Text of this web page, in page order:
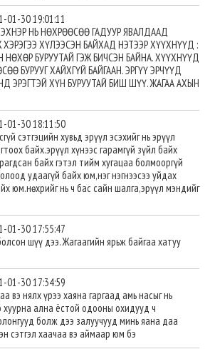
01-30 19:01:11
ЭХНЭР НЬ НӨХРӨӨСӨӨ ГАДУУР ЯВАЛДААД
ХҮЛЭЭСЭН БАЙХАД НЭТЭЭР ХҮҮХНҮҮД :
БУРУУТАЙ ГЭЖ БИЧСЭН БАЙНА. ХҮҮХНҮҮД
БУРУУГ ХАЙХГҮЙ БАЙГААН. ЭРГҮҮ ЭРЧҮҮД
ЭРЭГТЭЙ ХҮН БУРУУТАЙ БИШ ШҮҮ. ЖАГАА АХЫН
01-30 18:11:50
сэтгэцийн хувьд эрүүл эсэхийг нь эрүүл
байх.эрүүл хүнээс гарамгүй зүйл байх
байх гэтэл тийм хугацаа болмооргүй
удаагүй байх юм,нэг нэгнээсээ уйдах
юм.нөхрийг нь ч бас сайн шалга,эрүүл мэндийг
01-30 17:55:47
шүү дээ. Жагаагийн ярьж байгаа хатуу
01-30 17:34:59
вэ нялх үрээ хаяна гаргаад амь насыг нь
хуурна ална ёстой одооны охидууд ч
болж дээ залуучууд минь яана даа
сэтгэл хаачаа вэ аймаар юм бэ